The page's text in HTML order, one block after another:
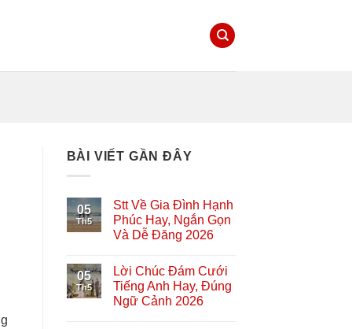
BÀI VIẾT GẦN ĐÂY
05
Th5
Stt Về Gia Đình Hạnh
Phúc Hay, Ngắn Gọn
Và Dễ Đăng 2026
05
Th5
Lời Chúc Đám Cưới
Tiếng Anh Hay, Đúng
Ngữ Cảnh 2026